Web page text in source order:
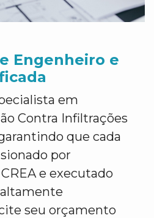
Engenheiro e
em
Contra Infiltrações
que cada
por
e executado
seu orçamento